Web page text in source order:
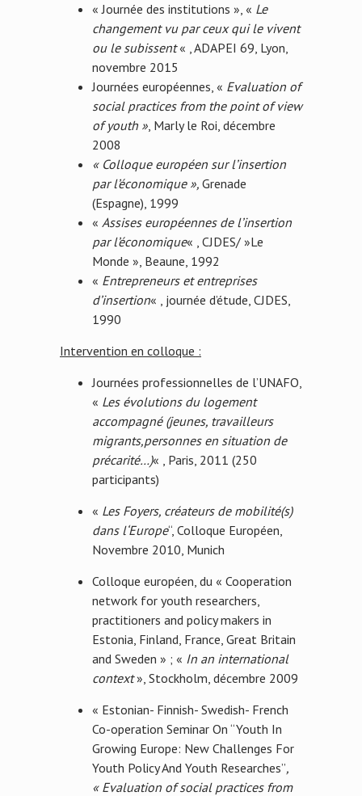
« Journée des institutions », « Le
changement vu par ceux qui le vivent
ou le subissent« , ADAPEI 69, Lyon,
novembre 2015
Journées européennes, « Evaluation of
social practices from the point of view
of youth », Marly le Roi, décembre
2008
« Colloque européen sur l’insertion
par l’économique », Grenade
(Espagne), 1999
« Assises européennes de l’insertion
par l’économique« , CJDES/ »Le
Monde », Beaune, 1992
« Entrepreneurs et entreprises
d’insertion« , journée d’étude, CJDES,
1990
Intervention en colloque :
Journées professionnelles de l’UNAFO,
« Les évolutions du logement
accompagné (jeunes, travailleurs
migrants,personnes en situation de
précarité…)« , Paris, 2011 (250
participants)
« Les Foyers, créateurs de mobilité(s)
dans l‘Europe“, Colloque Européen,
Novembre 2010, Munich
Colloque européen, du « Cooperation
network for youth researchers,
practitioners and policy makers in
Estonia, Finland, France, Great Britain
and Sweden » ; « In an international
context», Stockholm, décembre 2009
« Estonian- Finnish- Swedish- French
Co-operation Seminar On “Youth In
Growing Europe: New Challenges For
Youth Policy And Youth Researches”,
« Evaluation of social practices from